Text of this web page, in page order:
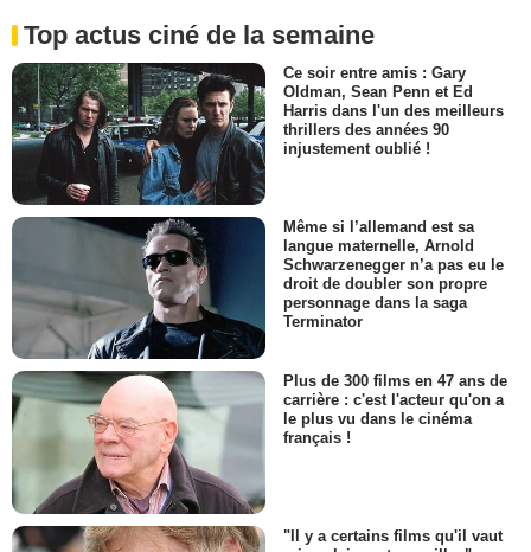
Top actus ciné de la semaine
Ce soir entre amis : Gary
Oldman, Sean Penn et Ed
Harris dans l'un des meilleurs
thrillers des années 90
injustement oublié !
Même si l’allemand est sa
langue maternelle, Arnold
Schwarzenegger n’a pas eu le
droit de doubler son propre
personnage dans la saga
Terminator
Plus de 300 films en 47 ans de
carrière : c'est l'acteur qu'on a
le plus vu dans le cinéma
français !
"Il y a certains films qu'il vaut